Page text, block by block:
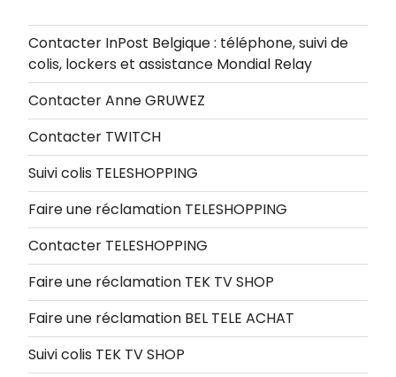
Contacter InPost Belgique : téléphone, suivi de
colis, lockers et assistance Mondial Relay
Contacter Anne GRUWEZ
Contacter TWITCH
Suivi colis TELESHOPPING
Faire une réclamation TELESHOPPING
Contacter TELESHOPPING
Faire une réclamation TEK TV SHOP
Faire une réclamation BEL TELE ACHAT
Suivi colis TEK TV SHOP